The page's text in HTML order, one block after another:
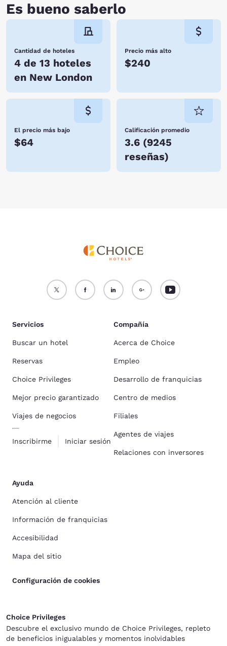
Es bueno saberlo
Cantidad de hoteles
4 de 13 hoteles
en New London
Precio más alto
$240
El precio más bajo
$64
Calificación promedio
3.6 (9245
reseñas)
Servicios
Buscar un hotel
Reservas
Choice Privileges
Mejor precio garantizado
Viajes de negocios
Inscribirme Iniciar sesión
Compañía
Acerca de Choice
Empleo
Desarrollo de franquicias
Centro de medios
Filiales
Agentes de viajes
Relaciones con inversores
Ayuda
Atención al cliente
Información de franquicias
Accesibilidad
Mapa del sitio
Configuración de cookies
Choice Privileges
Descubre el exclusivo mundo de Choice Privileges, repleto
de beneficios inigualables y momentos inolvidables